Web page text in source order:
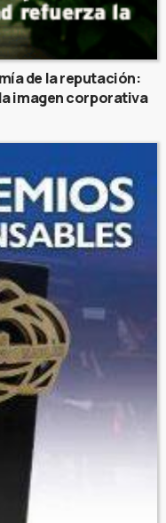
de la reputación:
imagen corporativa